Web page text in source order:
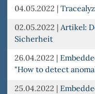
04.05.2022 |
02.05.2022 | Artikel:
Sicherheit
26.04.2022 |
"How to detect
25.04.2022 |